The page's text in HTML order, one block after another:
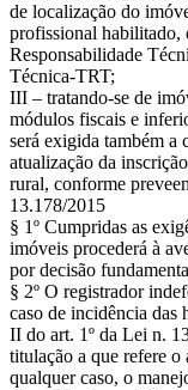
de localização do
profissional habilitado,
Responsabilidade
Técnica-TRT;
III – tratando-se de
módulos fiscais e
será exigida também a
atualização da
rural, conforme
13.178/2015
§ 1º Cumpridas as
imóveis procederá à
por decisão
§ 2º O registrador
caso de incidência das
II do art. 1º da Lei n.
titulação a que refere o
qualquer caso, o